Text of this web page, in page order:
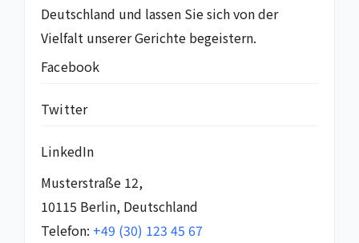
Deutschland und lassen Sie sich von der
Vielfalt unserer Gerichte begeistern.
Facebook
Twitter
LinkedIn
Musterstraße 12,
10115 Berlin, Deutschland
Telefon: +49 (30) 123 45 67